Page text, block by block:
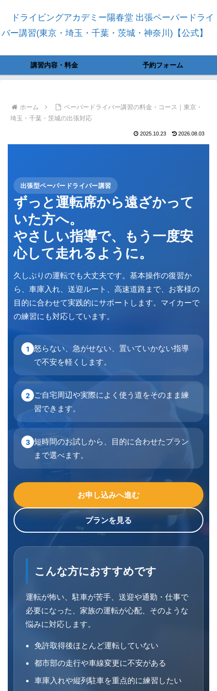
ドライビングアカデミー陽春堂 出張ペーパードライ
バー講習(東京・埼玉・千葉・茨城・神奈川)【公式】
講習内容・料金 予約フォーム
ホーム
ペーパードライバー講習の料金・コース｜東京・
埼玉・千葉・茨城の出張対応
2025.10.23 2026.08.03
出張型ペーパードライバー講習
ずっと運転席から遠ざかって
いた方へ。
やさしい指導で、もう一度安
心して走れるように。
久しぶりの運転でも大丈夫です。基本操作の復習か
ら、車庫入れ、送迎ルート、高速道路まで、お客様の
目的に合わせて実践的にサポートします。マイカーで
の練習にも対応しています。
1 怒らない、急がせない、置いていかない指導
で不安を軽くします。
2
ご自宅周辺や実際によく使う道をそのまま練
習できます。
3 短時間のお試しから、目的に合わせたプラン
まで選べます。
お申し込みへ進む
プランを見る
こんな方におすすめです
運転が怖い、駐車が苦手、送迎や通勤・仕事で
必要になった、家族の運転が心配、そのような
悩みに対応します。
免許取得後ほとんど運転していない
都市部の走行や車線変更に不安がある
車庫入れや縦列駐車を重点的に練習したい